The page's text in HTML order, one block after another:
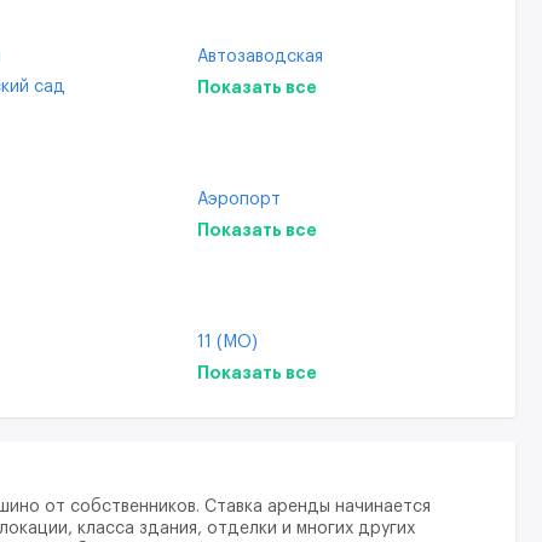
Автозаводская
сад
Алексеевская
Беговая
Белорусская
Верхние Котлы
Воронцовская
Показать все
Аэропорт
Бескудниковский
Даниловский
Замоскворечье
Лианозово
Марфино
Показать все
11 (МО)
2
21
Показать все
от собственников. Ставка аренды начинается
класса здания, отделки и многих других